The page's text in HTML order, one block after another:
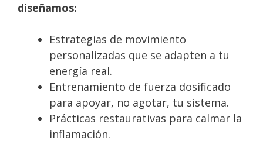
diseñamos:
Estrategias de movimiento
personalizadas que se adapten a tu
energía real.
Entrenamiento de fuerza dosificado
para apoyar, no agotar, tu sistema.
Prácticas restaurativas para calmar la
inflamación.